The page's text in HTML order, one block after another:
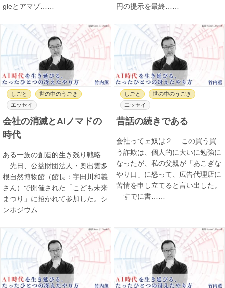
gleとアマゾ……
円の提示を最終……
しごと
世の中のうごき
エッセイ
会社の消滅とAIノマドの
時代
ある一族の創造的生き残り戦略
先日、公益財団法人・奥出雲多
根自然博物館（館長：宇田川和義
さん）で開催された「こども未来
まつり」に招かれて参加した。シ
ンポジウム……
しごと
世の中のうごき
エッセイ
昔話の続きである
会社ってェ奴は２ この買う買
う詐欺は、個人的に大いに勉強に
なったが、私の父親が「あこぎな
やり口」に怒って、広告代理店に
苦情を申し立てると言い出した。
すでに書……